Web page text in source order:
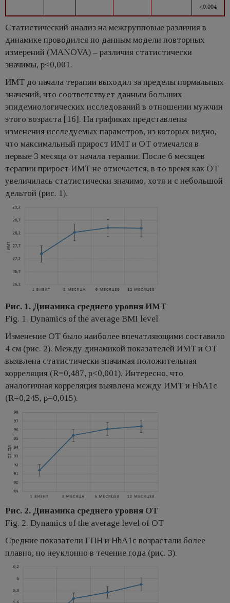
<0,004
Статистический анализ на межгрупповые различия в
динамике проводился по данным модели повторных
измерений (MANOVA) – различия статистически
значимы, p<0,001.
ИМТ до начала терапии выходил за пределы нормальных
значений, что соответствует данным больших
эпидемиологических исследований в отношении мужчин
этого возраста [16]. На графиках представлены
изменения исследуемых параметров, из которых видно,
что максимальный прирост ИМТ и ОТ отмечался в
первые 3 месяца от начала терапии. После 6 месяцев
терапии прирост ИМТ не отмечается, в то время как ОТ
увеличилась статистически значимо, хотя и с небольшой
дельтой (рис. 1).
Рис. 1. Динамика среднего уровня ИМТ
Fig. 1. Dynamics of the average BMI level
Изменение ОТ было наиболее впечатляющими составило
4 см (рис. 2). Между динамикой показателей ИМТ и ОТ
выявлена статистически значимая положительная
корреляция (R=0,487, p<0,001). Интересно, что
аналогичная корреляция выявлена между ИМТ и HbA1c
(R=0,245, p=0,015).
Рис. 2. Динамика среднего уровня ОТ
Fig. 2. Dynamics of the average level of OT
Средние показатели ГПН и HbA1c возрастали более
плавно, но неуклонно в течение года (рис. 3).